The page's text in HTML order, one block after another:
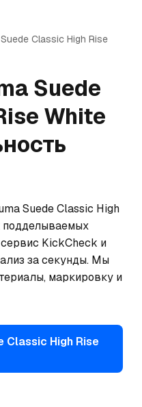
Suede Classic High Rise
Suede
White
Suede Classic High
подделываемых
KickCheck и
за секунды. Мы
маркировку и
Classic High Rise